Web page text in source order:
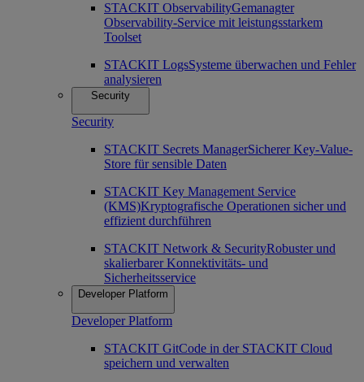
STACKIT ObservabilityGemanagter
Observability-Service mit leistungsstarkem
Toolset
STACKIT LogsSysteme überwachen und Fehler
analysieren
Security
Security
STACKIT Secrets ManagerSicherer Key-Value-
Store für sensible Daten
STACKIT Key Management Service
(KMS)Kryptografische Operationen sicher und
effizient durchführen
STACKIT Network & SecurityRobuster und
skalierbarer Konnektivitäts- und
Sicherheitsservice
Developer Platform
Developer Platform
STACKIT GitCode in der STACKIT Cloud
speichern und verwalten